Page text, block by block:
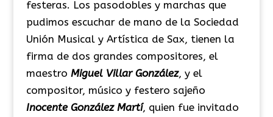
festeras. Los pasodobles y marchas que
pudimos escuchar de mano de la Sociedad
Unión Musical y Artística de Sax, tienen la
firma de dos grandes compositores, el
maestro Miguel Villar González, y el
compositor, músico y festero sajeño
Inocente González Martí, quien fue invitado